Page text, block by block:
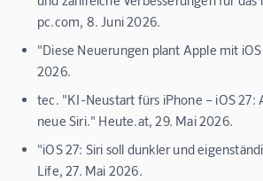
pc.com, 8. Juni 2026.
"Diese Neuerungen plant Apple mit
2026.
tec. "KI-Neustart fürs iPhone – iOS
neue Siri." Heute.at, 29. Mai 2026.
"iOS 27: Siri soll dunkler und
Life, 27. Mai 2026.